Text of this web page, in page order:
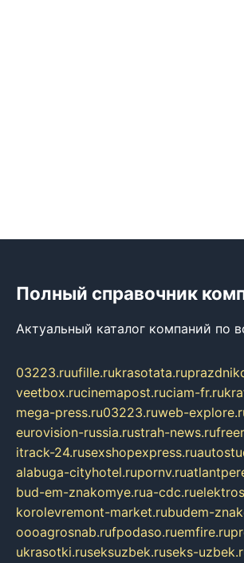
Полный справочник
Актуальный каталог компаний по
03223.ruufille.rukrasotata.ru
veetbox.rucinemapost.ruciam-fr.ru
mega-press.ru03223.ruweb-
eurovision-russia.rustrah-news.ru
itrack-24.rusexshopexpress.ru
alabuga-cityhotel.rupornv.ru
bud-em-znakomye.rua-cdc.ru
korolevremont-market.rubudem-
oooagrosnab.rufpodaso.ruemfire.ru
ukrasotki.ruseksuzbek.ruseks-